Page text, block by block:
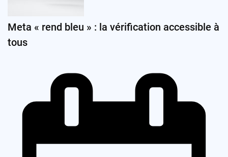
Meta « rend bleu » : la vérification accessible à
tous